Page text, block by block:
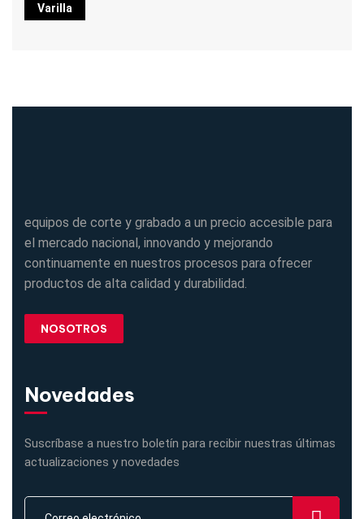
Varilla
equipos de corte y grabado a un precio accesible para
el mercado nacional, innovando y mejorando
continuamente en nuestros procesos para ofrecer
productos de alta calidad y durabilidad.
NOSOTROS
Novedades
Suscríbase a nuestro boletín para recibir nuestras últimas
actualizaciones y novedades